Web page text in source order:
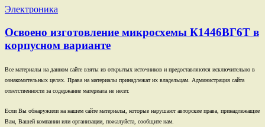
Электроника
Освоено изготовление микросхемы К1446ВГ6Т в
корпусном варианте
Все материалы на данном сайте взяты из открытых источников и предоставляются исключительно в
ознакомительных целях. Права на материалы принадлежат их владельцам. Администрация сайта
ответственности за содержание материала не несет.
Если Вы обнаружили на нашем сайте материалы, которые нарушают авторские права, принадлежащие
Вам, Вашей компании или организации, пожалуйста, сообщите нам.